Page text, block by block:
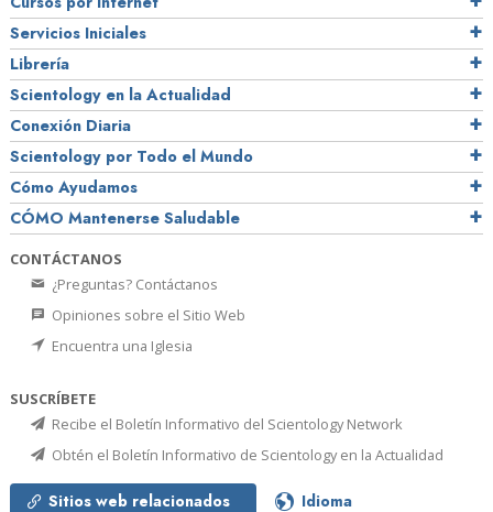
Servicios Iniciales
Librería
Scientology en la Actualidad
Conexión Diaria
Scientology por Todo el Mundo
Cómo Ayudamos
CÓMO Mantenerse Saludable
CONTÁCTANOS
¿Preguntas? Contáctanos
Opiniones sobre el Sitio Web
Encuentra una Iglesia
SUSCRÍBETE
Recibe el Boletín Informativo del Scientology Network
Obtén el Boletín Informativo de Scientology en la Actualidad
Sitios web relacionados Idioma